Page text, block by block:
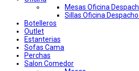
Mesas Oficina
Sillas Oficina
Botelleros
Outlet
Estanterias
Sofas Cama
Perchas
Salon Comedor